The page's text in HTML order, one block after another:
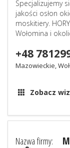
Specjalizujemy
jakości osłon
moskitiery.
Wołomina i
+48
Mazowieckie,
Zobacz
Nazwa firmy: